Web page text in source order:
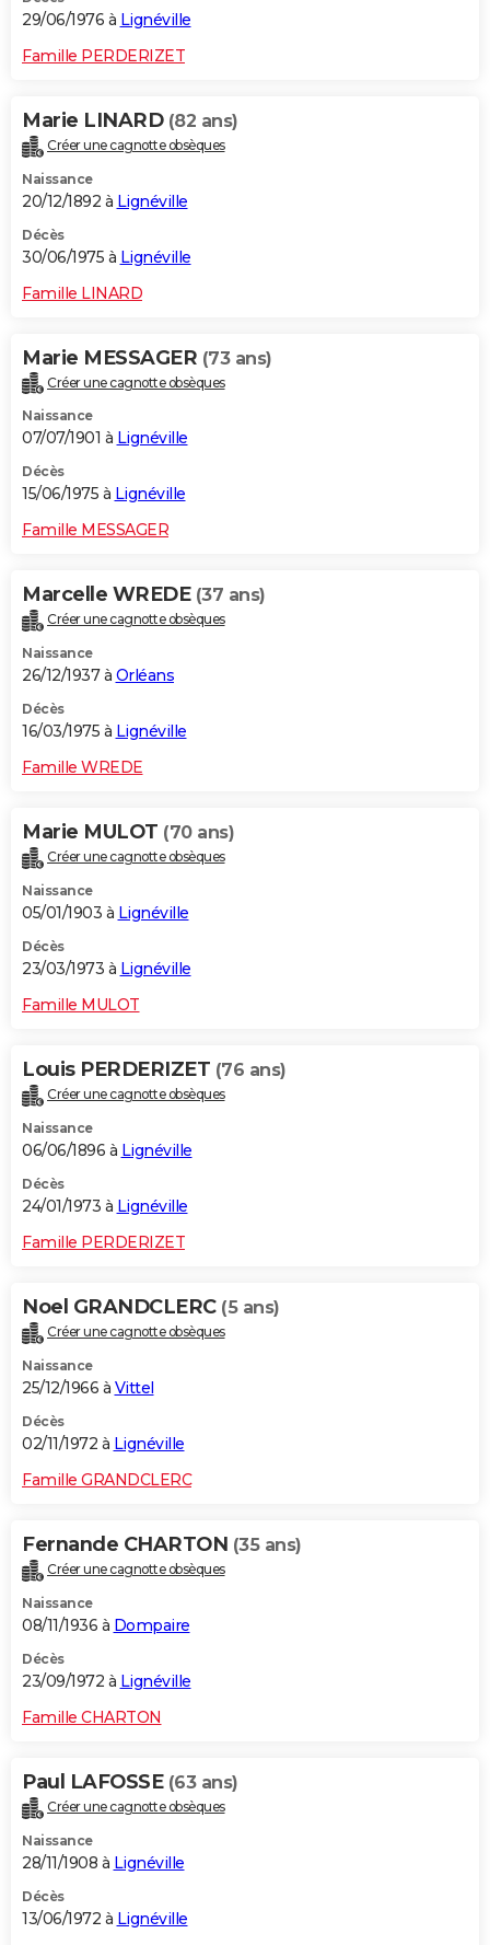
29/06/1976 à Lignéville
Famille PERDERIZET
Marie LINARD (82 ans)
Créer une cagnotte obsèques
Naissance
20/12/1892 à Lignéville
Décès
30/06/1975 à Lignéville
Famille LINARD
Marie MESSAGER (73 ans)
Créer une cagnotte obsèques
Naissance
07/07/1901 à Lignéville
Décès
15/06/1975 à Lignéville
Famille MESSAGER
Marcelle WREDE (37 ans)
Créer une cagnotte obsèques
Naissance
26/12/1937 à Orléans
Décès
16/03/1975 à Lignéville
Famille WREDE
Marie MULOT (70 ans)
Créer une cagnotte obsèques
Naissance
05/01/1903 à Lignéville
Décès
23/03/1973 à Lignéville
Famille MULOT
Louis PERDERIZET (76 ans)
Créer une cagnotte obsèques
Naissance
06/06/1896 à Lignéville
Décès
24/01/1973 à Lignéville
Famille PERDERIZET
Noel GRANDCLERC (5 ans)
Créer une cagnotte obsèques
Naissance
25/12/1966 à Vittel
Décès
02/11/1972 à Lignéville
Famille GRANDCLERC
Fernande CHARTON (35 ans)
Créer une cagnotte obsèques
Naissance
08/11/1936 à Dompaire
Décès
23/09/1972 à Lignéville
Famille CHARTON
Paul LAFOSSE (63 ans)
Créer une cagnotte obsèques
Naissance
28/11/1908 à Lignéville
Décès
13/06/1972 à Lignéville